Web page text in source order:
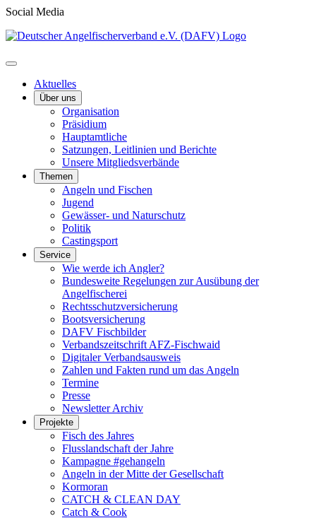
Social Media
Aktuelles
Über uns
Organisation
Präsidium
Hauptamtliche
Satzungen, Leitlinien und Berichte
Unsere Mitgliedsverbände
Themen
Angeln und Fischen
Jugend
Gewässer- und Naturschutz
Politik
Castingsport
Service
Wie werde ich Angler?
Bundesweite Regelungen zur Ausübung der
Angelfischerei
Rechtsschutzversicherung
Bootsversicherung
DAFV Fischbilder
Verbandszeitschrift AFZ-Fischwaid
Digitaler Verbandsausweis
Zahlen und Fakten rund um das Angeln
Termine
Presse
Newsletter Archiv
Projekte
Fisch des Jahres
Flusslandschaft der Jahre
Kampagne #gehangeln
Angeln in der Mitte der Gesellschaft
Kormoran
CATCH & CLEAN DAY
Catch & Cook